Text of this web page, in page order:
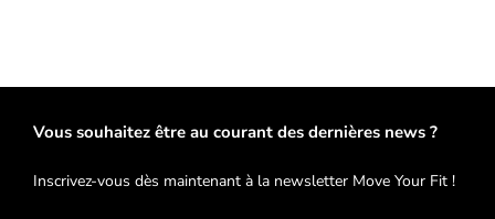
Vous souhaitez être au courant des dernières news ?
Inscrivez-vous dès maintenant à la newsletter Move Your Fit !